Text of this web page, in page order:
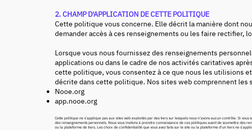
2. CHAMP D'APPLICATION DE CETTE POLITIQUE
Cette politique vous concerne. Elle décrit la manière dont
demander accès à ces renseignements ou les faire rectifier,
Lorsque vous nous fournissez des renseignements
applications ou dans le cadre de nos activités caritatives
cette politique, vous consentez à ce que nous les utilisions
décrite dans cette politique. Nos sites web comprennent les
Nooe.org
app.nooe.org
Cette politique ne s’applique pas aux sites web exploités par des tiers sur lesquels nous n’avons aucun contrôle. Si
des renseignements personnels. Nous vous invitons à prendre connaissance de ces politiques avant de soumettre des
ou la plateforme de tiers. Les choix de confidentialité que vous avez faits sur le site ou la plateforme d'un tiers ne